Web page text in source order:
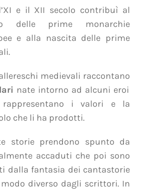
e il XII secolo contribuì al
delle prime monarchie
e alla nascita delle prime
medievali raccontano
nate intorno ad alcuni eroi
rappresentano i valori e la
che li ha prodotti.
storie prendono spunto da
accaduti che poi sono
dalla fantasia dei cantastorie
diverso dagli scrittori. In